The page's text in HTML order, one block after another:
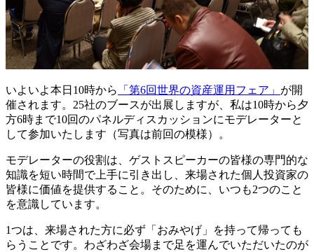
いよいよ本日10時から 「第6回世界の資産運用フェア」 が開
催されます。25社のブースが出展しますが、私は10時から夕
方6時まで10回のパネルディスカッションにモデレーターと
して参加いたします（写真は前回の模様）。
モデレーターの役割は、ゲストスピーカーの皆様の専門的な
知識を短い時間で上手に引き出し、来場された個人投資家の
皆様に価値を提供すること。そのために、いつも2つのこと
を意識しています。
1つは、来場された方に必ず「おみやげ」を持って帰っても
らうことです。わざわざ会場まで足を運んでいただいたのが